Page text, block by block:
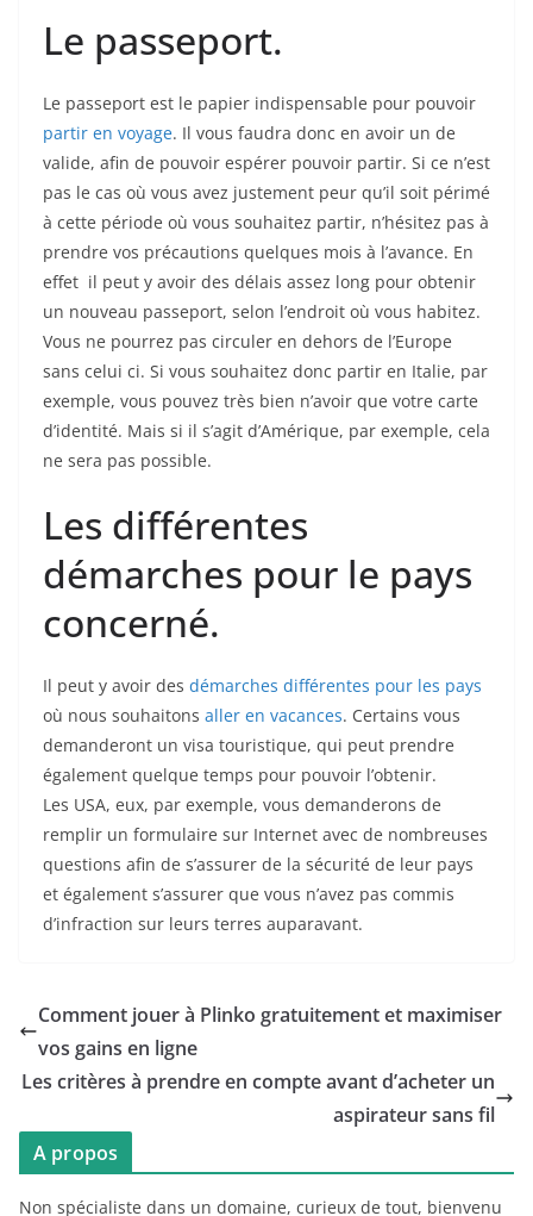
Le passeport.
Le passeport est le papier indispensable pour pouvoir
partir en voyage. Il vous faudra donc en avoir un de
valide, afin de pouvoir espérer pouvoir partir. Si ce n’est
pas le cas où vous avez justement peur qu’il soit périmé
à cette période où vous souhaitez partir, n’hésitez pas à
prendre vos précautions quelques mois à l’avance. En
effet il peut y avoir des délais assez long pour obtenir
un nouveau passeport, selon l’endroit où vous habitez.
Vous ne pourrez pas circuler en dehors de l’Europe
sans celui ci. Si vous souhaitez donc partir en Italie, par
exemple, vous pouvez très bien n’avoir que votre carte
d’identité. Mais si il s’agit d’Amérique, par exemple, cela
ne sera pas possible.
Les différentes
démarches pour le pays
concerné.
Il peut y avoir des démarches différentes pour les pays
où nous souhaitons aller en vacances. Certains vous
demanderont un visa touristique, qui peut prendre
également quelque temps pour pouvoir l’obtenir.
Les USA, eux, par exemple, vous demanderons de
remplir un formulaire sur Internet avec de nombreuses
questions afin de s’assurer de la sécurité de leur pays
et également s’assurer que vous n’avez pas commis
d’infraction sur leurs terres auparavant.
Comment jouer à Plinko gratuitement et maximiser
vos gains en ligne
Les critères à prendre en compte avant d’acheter un
aspirateur sans fil
A propos
Non spécialiste dans un domaine, curieux de tout, bienvenu